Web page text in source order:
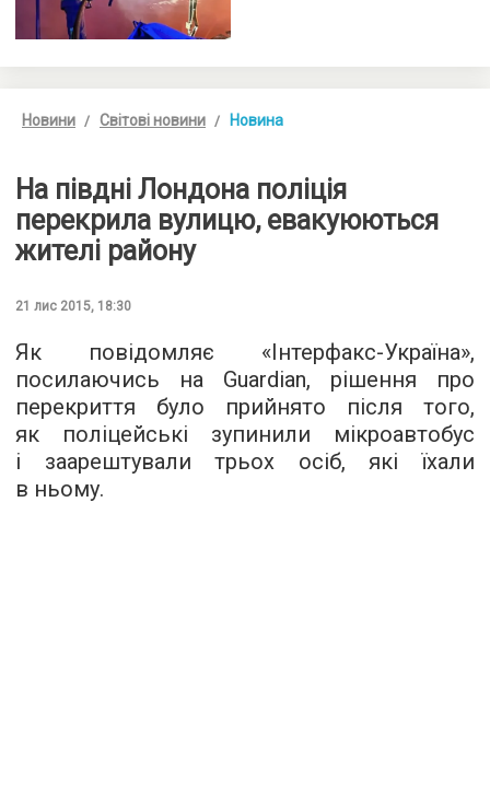
Новини Світові новини Новина
На півдні Лондона поліція
перекрила вулицю, евакуюються
жителі району
21 лис 2015, 18:30
Як повідомляє «Інтерфакс-Україна»,
посилаючись на Guardian, рішення про
перекриття було прийнято після того,
як поліцейські зупинили мікроавтобус
і заарештували трьох осіб, які їхали
в ньому.